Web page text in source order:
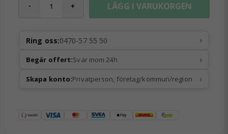
- + LÄGG I VARUKORGEN
Ring oss:0470-57 55 50 ›
Begär offert:Svar inom 24h ›
Skapa konto:Privatperson, företag/kommun/region ›